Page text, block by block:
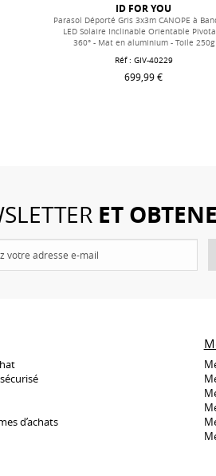
ID FOR YOU
Parasol Déporté Gris 3x3m CANOPE à
LED Solaire Inclinable Orientable
360° - Mat en aluminium - Toile 250g
Réf : GIV-40229
699,99 €
ET
d’achats